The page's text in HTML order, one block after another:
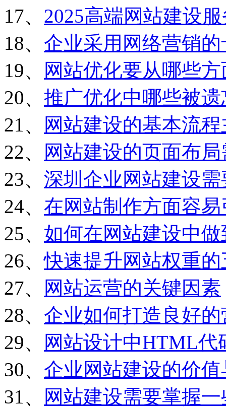
17、 2025高端网站建设
18、 企业采用网络营销
19、
网站优化要从哪些
20、 推广优化中哪些被
21、
网站建设的基本流
22、
网站建设的页面布
23、 深圳企业网站建设
24、 在网站制作方面容
25、 如何在网站建设中
26、快速提升网站权重
27、
网站运营的关键因素
28、 企业如何打造良好
29、
网站设计中HTML代
30、 企业网站建设的价
31、
网站建设需要掌握